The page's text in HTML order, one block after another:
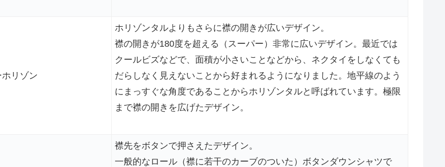
リゾン
ホリゾンタルよりもさらに襟の開きが広いデザイン。
襟の開きが180度を超える（スーパー）非常に広いデザイン。最近では
クールビズなどで、面積が小さいことなどから、ネクタイをしなくても
だらしなく見えないことから好まれるようになりました。地平線のよう
にまっすぐな角度であることからホリゾンタルと呼ばれています。極限
まで襟の開きを広げたデザイン。
襟先をボタンで押さえたデザイン。
一般的なロール（襟に若干のカーブのついた）ボタンダウンシャツで